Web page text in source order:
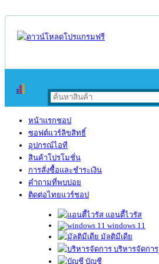
หน้าแรกชอป
ซอฟต์แวร์ลิขสิทธิ์
อุปกรณ์ไอที
สินค้าโปรโมชั่น
การสั่งซื้อและชำระเงิน
คำถามที่พบบ่อย
ติดต่อไทยแวร์ชอป
แอนตี้ไวรัส
windows 11
มัลติมีเดีย
บริหารจัดการ
บัญชี